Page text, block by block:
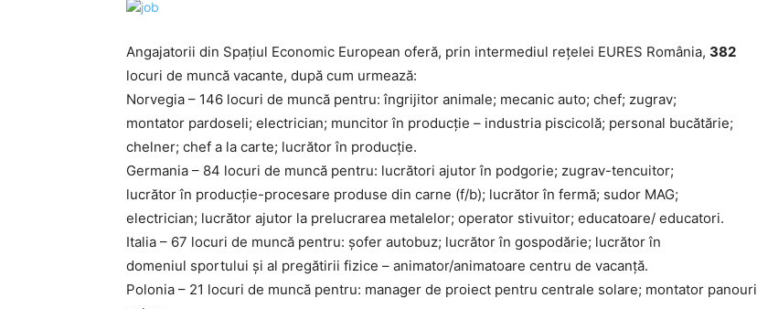
Angajatorii din Spaţiul Economic European oferă, prin intermediul reţelei EURES România, 382
locuri de muncă vacante, după cum urmează:
Norvegia – 146 locuri de muncă pentru: îngrijitor animale; mecanic auto; chef; zugrav;
montator pardoseli; electrician; muncitor în producție – industria piscicolă; personal bucătărie;
chelner; chef a la carte; lucrător în producție.
Germania – 84 locuri de muncă pentru: lucrători ajutor în podgorie; zugrav-tencuitor;
lucrător în producţie-procesare produse din carne (f/b); lucrător în fermă; sudor MAG;
electrician; lucrător ajutor la prelucrarea metalelor; operator stivuitor; educatoare/ educatori.
Italia – 67 locuri de muncă pentru: șofer autobuz; lucrător în gospodărie; lucrător în
domeniul sportului și al pregătirii fizice – animator/animatoare centru de vacanță.
Polonia – 21 locuri de muncă pentru: manager de proiect pentru centrale solare; montator panouri